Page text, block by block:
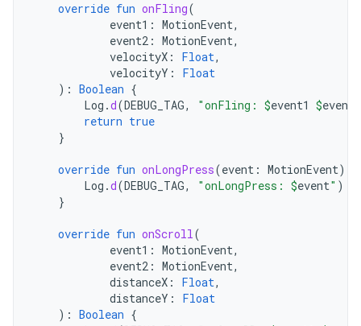
override fun onFling(
event1 : MotionEvent,
event2 : MotionEvent,
velocityX : Float,
velocityY :
Float
): Boolean {
Log .d(DEBUG_TAG, "onFling: $event1 $event2
return true
}
override fun onLongPress(event : MotionEvent)
Log .d(DEBUG_TAG, "onLongPress: $event" )
}
override fun onScroll(
event1 : MotionEvent,
event2 : MotionEvent,
distanceX : Float,
distanceY :
Float
): Boolean {